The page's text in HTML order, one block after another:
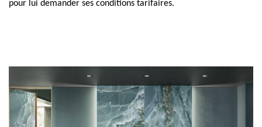
pour lui demander ses conditions tarifaires.